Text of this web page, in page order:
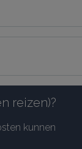
reizen)?
kunnen